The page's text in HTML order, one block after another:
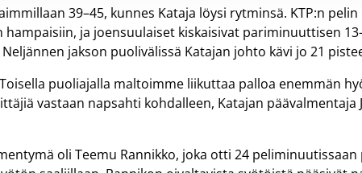
39–45, kunnes Kataja löysi rytminsä. KTP:n
hampaisiin, ja joensuulaiset kiskaisivat pariminuuttisen
jakson puolivälissä Katajan johto kävi jo 21
puoliajalla maltoimme liikuttaa palloa enemmän
vastaan napsahti kohdalleen, Katajan päävalmentaja
oli Teemu Rannikko, joka otti 24